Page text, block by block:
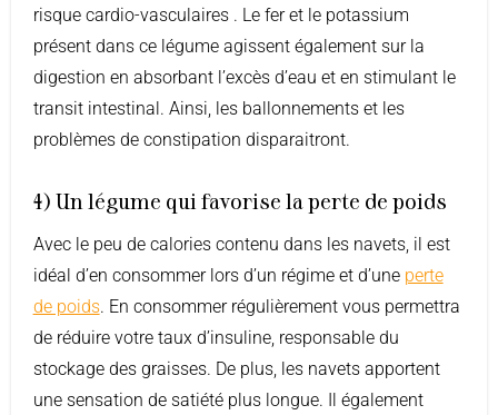
risque cardio-vasculaires . Le fer et le potassium
présent dans ce légume agissent également sur la
digestion en absorbant l’excès d’eau et en stimulant le
transit intestinal. Ainsi, les ballonnements et les
problèmes de constipation disparaitront.
4) Un légume qui favorise la perte de poids
Avec le peu de calories contenu dans les navets, il est
idéal d’en consommer lors d’un régime et d’une perte
de poids. En consommer régulièrement vous permettra
de réduire votre taux d’insuline, responsable du
stockage des graisses. De plus, les navets apportent
une sensation de satiété plus longue. Il également